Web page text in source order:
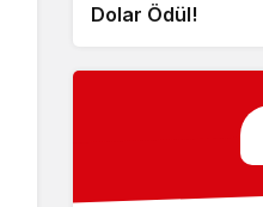
Dolar Ödül!